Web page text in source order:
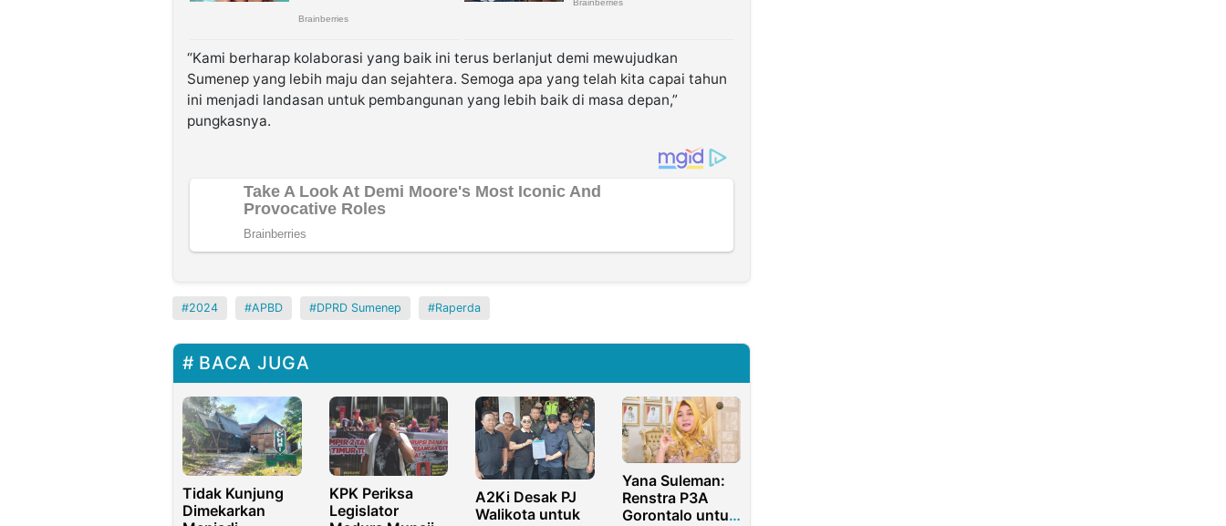
“Kami berharap kolaborasi yang baik ini terus berlanjut demi mewujudkan
Sumenep yang lebih maju dan sejahtera. Semoga apa yang telah kita capai tahun
ini menjadi landasan untuk pembangunan yang lebih baik di masa depan,”
pungkasnya.
2024 APBD DPRD Sumenep Raperda
BACA JUGA
Tidak Kunjung
Dimekarkan
KPK Periksa
Legislator
A2Ki Desak PJ
Walikota untuk
Yana Suleman:
Renstra P3A
Gorontalo untuk